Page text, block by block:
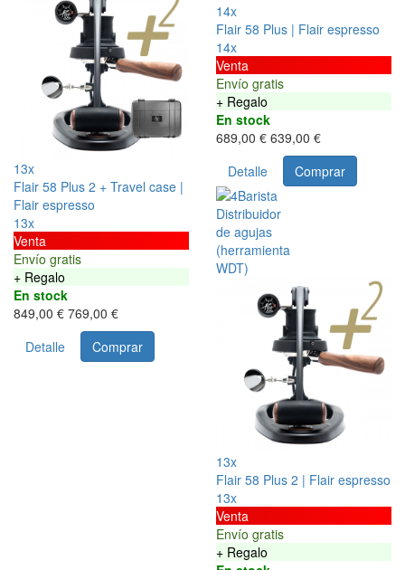
13x
Flair 58 Plus 2 + Travel case |
Flair espresso
13x
Venta
Envío gratis
+ Regalo
En stock
849,00 € 769,00 €
Detalle
Comprar
14x
Flair 58 Plus | Flair espresso
14x
Venta
Envío gratis
+ Regalo
En stock
689,00 € 639,00 €
Detalle
Comprar
13x
Flair 58 Plus 2 | Flair espresso
13x
Venta
Envío gratis
+ Regalo